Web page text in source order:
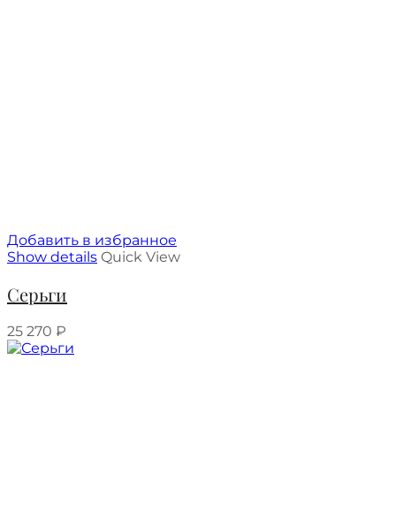
Добавить в избранное
Show details Quick View
Серьги
25 270 ₽